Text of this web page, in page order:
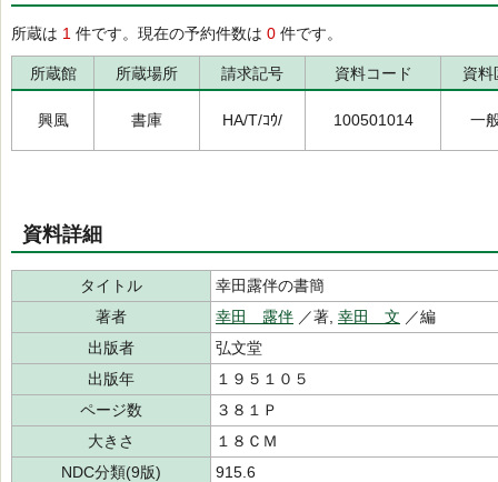
所蔵は 1 件です。現在の予約件数は 0 件です。
所蔵館 所蔵場所 請求記号 資料コード 資料
興風 書庫 HA/T/ｺｳ/ 100501014 一
資料詳細
タイトル
幸田露伴の書簡
著者
幸田 露伴 ／著, 幸田 文 ／編
出版者
弘文堂
出版年
１９５１０５
ページ数
３８１Ｐ
大きさ
１８ＣＭ
NDC分類(9版)
915.6